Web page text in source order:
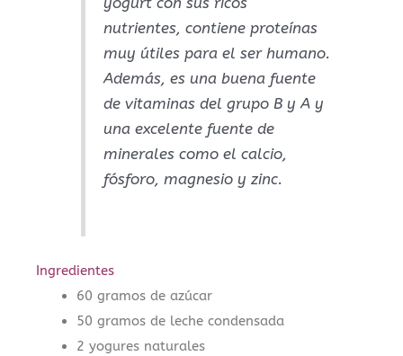
nutrientes, contiene proteínas
muy útiles para el ser humano.
Además, es una buena fuente
de vitaminas del grupo B y A y
una excelente fuente de
minerales como el calcio,
fósforo, magnesio y zinc.
Ingredientes
60 gramos de azúcar
50 gramos de leche condensada
2 yogures naturales